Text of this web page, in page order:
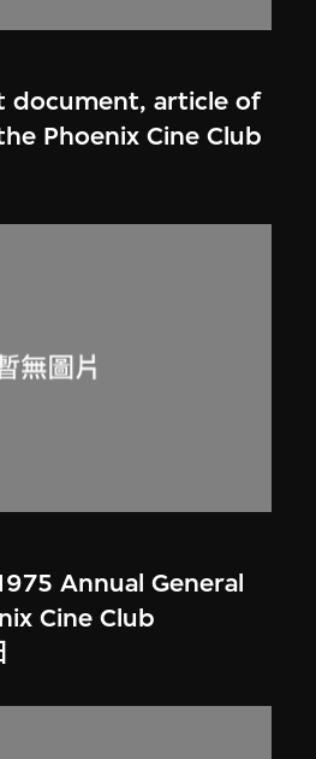
document, article of
Phoenix Cine Club
Annual General
Cine Club